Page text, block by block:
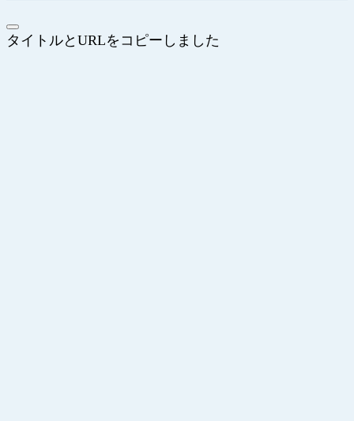
タイトルとURLをコピーしました